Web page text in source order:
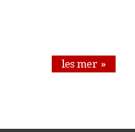
les mer »